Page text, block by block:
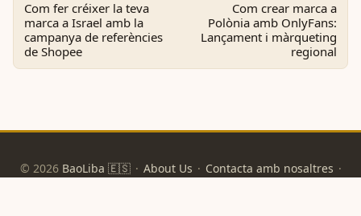
Com fer créixer la teva
marca a Israel amb la
campanya de referències
de Shopee
Com crear marca a
Polònia amb OnlyFans:
Lançament i màrqueting
regional
© 2026 BaoLiba 🇪🇸 · About Us · Contacta amb nosaltres ·